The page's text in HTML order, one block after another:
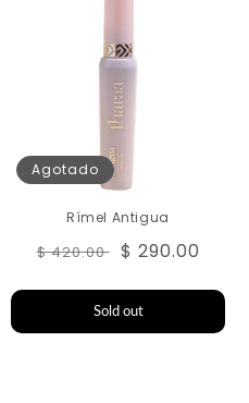
Agotado
Rímel Antigua
Precio
$ 420.00 Precio
oferta
$ 290.00
Sold out